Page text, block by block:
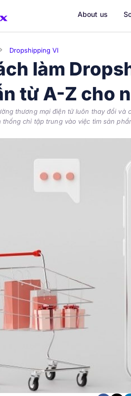
About us
Dropshipping VI
làm
từ A-Z cho
thương mại điện tử luôn thay đổi và
thống chỉ tập trung vào việc tìm sản